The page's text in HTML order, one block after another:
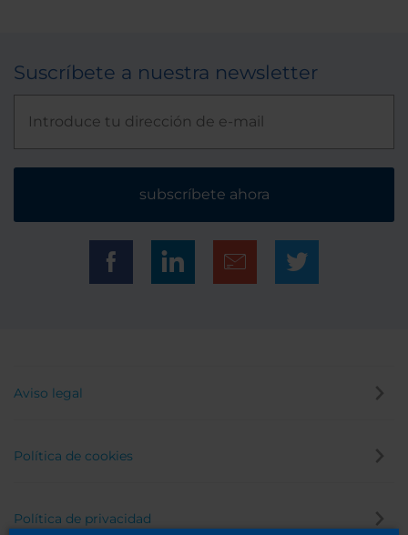
Suscríbete a nuestra newsletter
subscríbete ahora
Aviso legal
Política de cookies
Política de privacidad